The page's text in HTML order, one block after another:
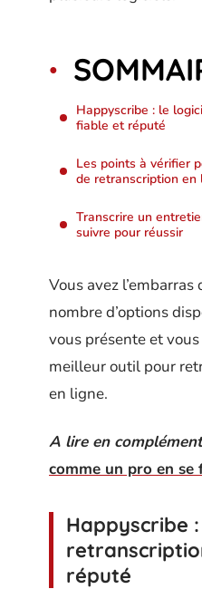
Happyscribe : le
fiable et réputé
Les points à vérifier
de retranscription en
Transcrire un
suivre pour réussir
Vous avez
nombre d’options
vous présente et
meilleur outil pour
en ligne.
A lire en
comme un pro en
Happyscribe
réputé